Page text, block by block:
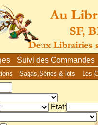
Suivi des Commandes
Sagas,Séries & lots Les
Etat: